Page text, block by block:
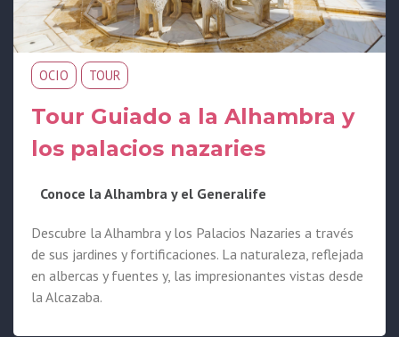
OCIO TOUR
Tour Guiado a la Alhambra y
los palacios nazaries
Conoce la Alhambra y el Generalife
Descubre la Alhambra y los Palacios Nazaries a través
de sus jardines y fortificaciones. La naturaleza, reflejada
en albercas y fuentes y, las impresionantes vistas desde
la Alcazaba.